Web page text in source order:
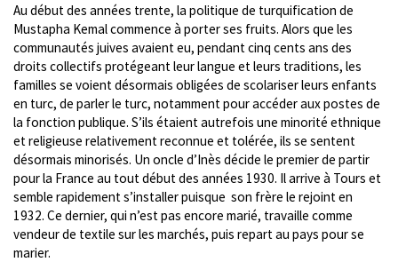
Au début des années trente, la politique de turquification de
Mustapha Kemal commence à porter ses fruits. Alors que les
communautés juives avaient eu, pendant cinq cents ans des
droits collectifs protégeant leur langue et leurs traditions, les
familles se voient désormais obligées de scolariser leurs enfants
en turc, de parler le turc, notamment pour accéder aux postes de
la fonction publique. S’ils étaient autrefois une minorité ethnique
et religieuse relativement reconnue et tolérée, ils se sentent
désormais minorisés. Un oncle d’Inès décide le premier de partir
pour la France au tout début des années 1930. Il arrive à Tours et
semble rapidement s’installer puisque son frère le rejoint en
1932. Ce dernier, qui n’est pas encore marié, travaille comme
vendeur de textile sur les marchés, puis repart au pays pour se
marier.